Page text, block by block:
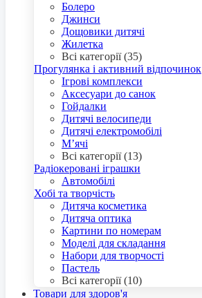
Болеро
Джинси
Дощовики дитячі
Жилетка
Всі категорії (35)
Прогулянка і активний відпочинок
Ігрові комплекси
Аксесуари до санок
Гойдалки
Дитячі велосипеди
Дитячі електромобілі
М’ячі
Всі категорії (13)
Радіокеровані іграшки
Автомобілі
Хобі та творчість
Дитяча косметика
Дитяча оптика
Картини по номерам
Моделі для складання
Набори для творчості
Пастель
Всі категорії (10)
Товари для здоров'я